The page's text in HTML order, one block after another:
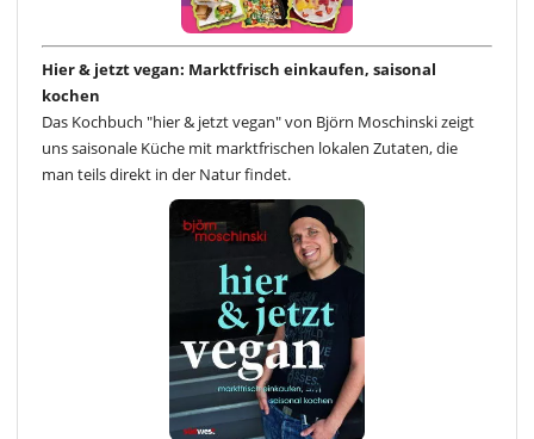
Hier & jetzt vegan: Marktfrisch einkaufen, saisonal
kochen
Das Kochbuch "hier & jetzt vegan" von Björn Moschinski zeigt
uns saisonale Küche mit marktfrischen lokalen Zutaten, die
man teils direkt in der Natur findet.